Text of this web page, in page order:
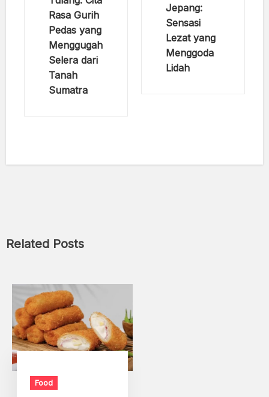
Rasa Gurih
Pedas yang
Menggugah
Selera dari
Tanah
Sumatra
Jepang:
Sensasi
Lezat yang
Menggoda
Lidah
Related Posts
Food